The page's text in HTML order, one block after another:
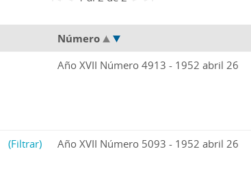
Número
Año XVII Número 4913 - 1952 abril 26
(Filtrar) Año XVII Número 5093 - 1952 abril 26